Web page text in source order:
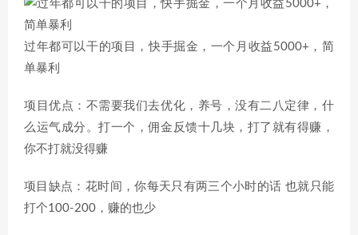
过年都可以干的项目，快手掘金，一个月收益5000+，简
单暴利
项目优点：不需要我们去优化，养号，没有二八定律，什
么运气成分。打一个，佣金反馈十几块，打了就有得赚，
你不打就没得赚
项目缺点：花时间，你每天只有两三个小时的话 也就只能
打个100-200，赚的也少